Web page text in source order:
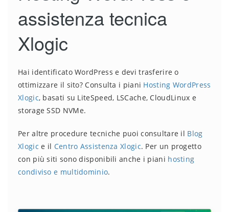
assistenza tecnica
Xlogic
Hai identificato WordPress e devi trasferire o
ottimizzare il sito? Consulta i piani Hosting WordPress
Xlogic, basati su LiteSpeed, LSCache, CloudLinux e
storage SSD NVMe.
Per altre procedure tecniche puoi consultare il Blog
Xlogic e il Centro Assistenza Xlogic. Per un progetto
con più siti sono disponibili anche i piani hosting
condiviso e multidominio.